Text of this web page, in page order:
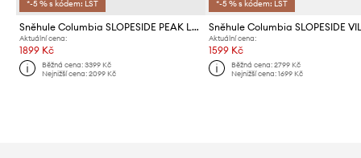
*-5 % s kódem: LST
Sněhule Columbia SLOPESIDE PEAK LUXE
Aktuální cena:
1899 Kč
Běžná cena:3399 Kč
Nejnižší cena:2099 Kč
*-5 % s kódem: LST
Aktuální cena:
1599 Kč
Běžná cena: 2799 Kč
Nejnižší cena: 1699 Kč